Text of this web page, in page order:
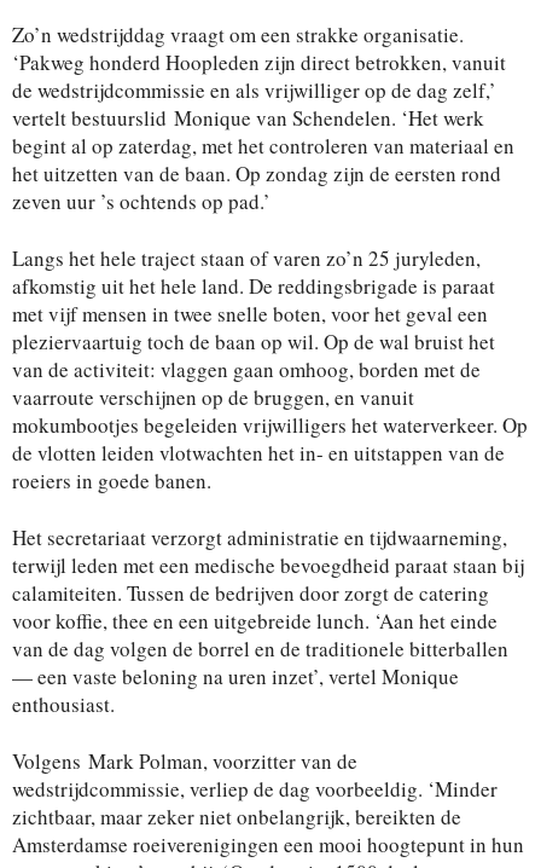
Zo’n wedstrijddag vraagt om een strakke organisatie.
‘Pakweg honderd Hoopleden zijn direct betrokken, vanuit
de wedstrijdcommissie en als vrijwilliger op de dag zelf,’
vertelt bestuurslid Monique van Schendelen. ‘Het werk
begint al op zaterdag, met het controleren van materiaal en
het uitzetten van de baan. Op zondag zijn de eersten rond
zeven uur ’s ochtends op pad.’
Langs het hele traject staan of varen zo’n 25 juryleden,
afkomstig uit het hele land. De reddingsbrigade is paraat
met vijf mensen in twee snelle boten, voor het geval een
pleziervaartuig toch de baan op wil. Op de wal bruist het
van de activiteit: vlaggen gaan omhoog, borden met de
vaarroute verschijnen op de bruggen, en vanuit
mokumbootjes begeleiden vrijwilligers het waterverkeer. Op
de vlotten leiden vlotwachten het in- en uitstappen van de
roeiers in goede banen.
Het secretariaat verzorgt administratie en tijdwaarneming,
terwijl leden met een medische bevoegdheid paraat staan bij
calamiteiten. Tussen de bedrijven door zorgt de catering
voor koffie, thee en een uitgebreide lunch. ‘Aan het einde
van de dag volgen de borrel en de traditionele bitterballen
— een vaste beloning na uren inzet’, vertel Monique
enthousiast.
Volgens Mark Polman, voorzitter van de
wedstrijdcommissie, verliep de dag voorbeeldig. ‘Minder
zichtbaar, maar zeker niet onbelangrijk, bereikten de
Amsterdamse roeiverenigingen een mooi hoogtepunt in hun